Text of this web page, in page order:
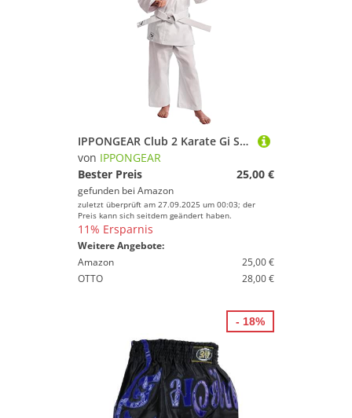
IPPONGEAR Club 2 Karate Gi Set Einsteiger Karateanzug Kinder Anzug inkl weißem Gürtel (Größe 100, Schnürbund, 220gr/m² (8 oz) Stoffdichte) weiß
von IPPONGEAR
Bester Preis
25,00 €
gefunden bei Amazon
zuletzt überprüft am 27.09.2025 um 00:03; der
Preis kann sich seitdem geändert haben.
11% Ersparnis
Weitere Angebote:
Amazon
25,00 €
OTTO
28,00 €
- 18%